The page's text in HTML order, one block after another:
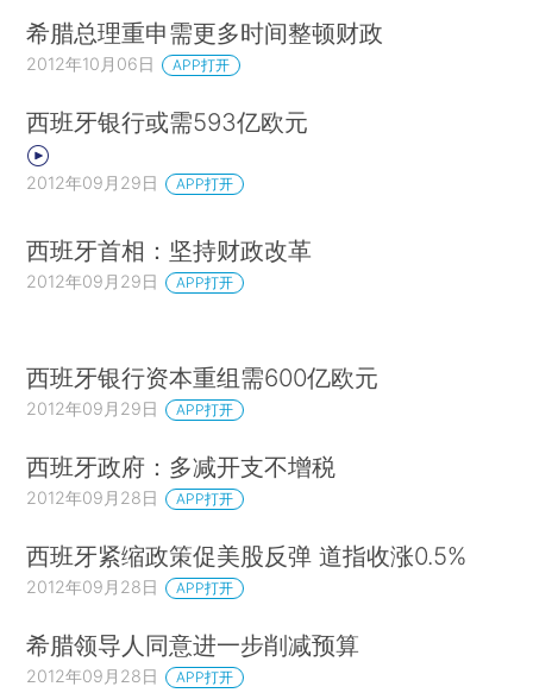
希腊总理重申需更多时间整顿财政
2012年10月06日 APP打开
西班牙银行或需593亿欧元
2012年09月29日 APP打开
西班牙首相：坚持财政改革
2012年09月29日 APP打开
西班牙银行资本重组需600亿欧元
2012年09月29日 APP打开
西班牙政府：多减开支不增税
2012年09月28日 APP打开
西班牙紧缩政策促美股反弹 道指收涨0.5%
2012年09月28日 APP打开
希腊领导人同意进一步削减预算
2012年09月28日 APP打开